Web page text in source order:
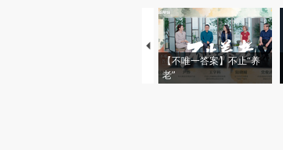
【不唯一答案】不止“养
老”